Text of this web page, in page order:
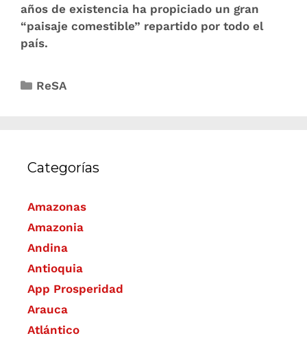
años de existencia ha propiciado un gran
“paisaje comestible” repartido por todo el
país.
ReSA
Categorías
Amazonas
Amazonia
Andina
Antioquia
App Prosperidad
Arauca
Atlántico